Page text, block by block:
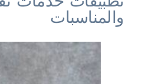
والمناسبات